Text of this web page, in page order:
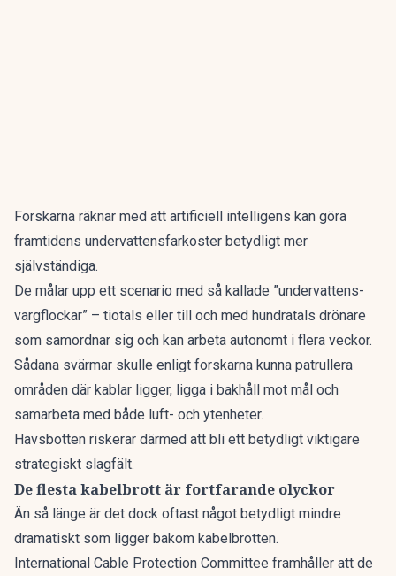
Forskarna räknar med att artificiell intelligens kan göra
framtidens undervattensfarkoster betydligt mer
självständiga.
De målar upp ett scenario med så kallade ”undervattens-
vargflockar” – tiotals eller till och med hundratals drönare
som samordnar sig och kan arbeta autonomt i flera veckor.
Sådana svärmar skulle enligt forskarna kunna patrullera
områden där kablar ligger, ligga i bakhåll mot mål och
samarbeta med både luft- och ytenheter.
Havsbotten riskerar därmed att bli ett betydligt viktigare
strategiskt slagfält.
De flesta kabelbrott är fortfarande olyckor
Än så länge är det dock oftast något betydligt mindre
dramatiskt som ligger bakom kabelbrotten.
International Cable Protection Committee framhåller att de